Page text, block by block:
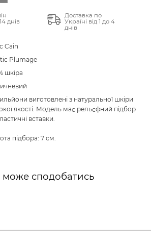
днів
Доставка по
Україні від 1 до 4
днів
Cain
Plumage
шкіра
виготовлені з натуральної шкіри
якості. Модель має рельєфний підбор
вставки.
підбора: 7 см.
сподобатись